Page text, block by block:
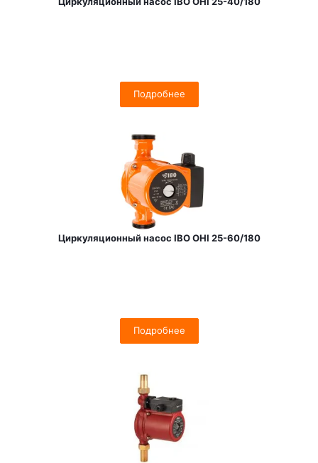
Подробнее
Циркуляционный насос IBO OHI 25-60/180
Подробнее